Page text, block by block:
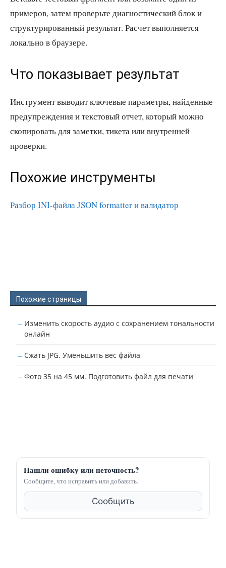
примеров, затем проверьте диагностический блок и
структурированный результат. Расчет выполняется
локально в браузере.
Что показывает результат
Инструмент выводит ключевые параметры, найденные
предупреждения и текстовый отчет, который можно
скопировать для заметки, тикета или внутренней
проверки.
Похожие инструменты
Разбор INI-файлаJSON formatter и валидатор
Похожие страницы
Изменить скорость аудио с сохранением тональности
онлайн
Сжать JPG. Уменьшить вес файла
Фото 35 на 45 мм. Подготовить файл для печати
Нашли ошибку или неточность?
Сообщите, что исправить или добавить.
Сообщить